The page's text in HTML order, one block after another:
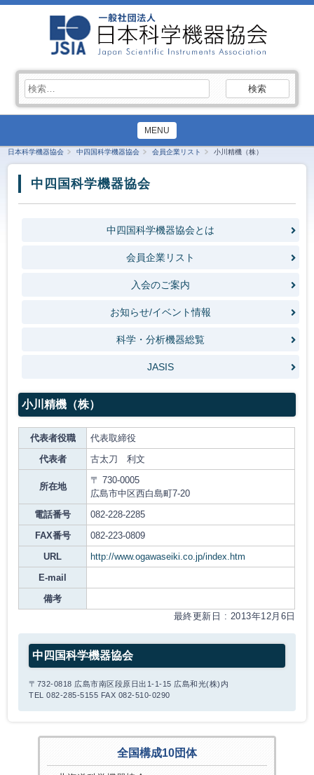
索:
MENU
日本科学機器協会 中四国科学機器協会 会員企業リスト 小川精機（株）
中四国科学機器協会
中四国科学機器協会とは
会員企業リスト
入会のご案内
お知らせ/イベント情報
科学・分析機器総覧
JASIS
小川精機（株）
代表者役職
代表取締役
代表者
古太刀 利文
所在地
〒 730-0005
広島市中区西白島町7-20
電話番号
082-228-2285
FAX番号
082-223-0809
URL
http://www.ogawaseiki.co.jp/index.htm
E-mail
備考
最終更新日 : 2013年12月6日
中四国科学機器協会
〒732-0818 広島市南区段原日出1-1-15 広島和光(株)内
TEL 082-285-5155 FAX 082-510-0290
全国構成10団体